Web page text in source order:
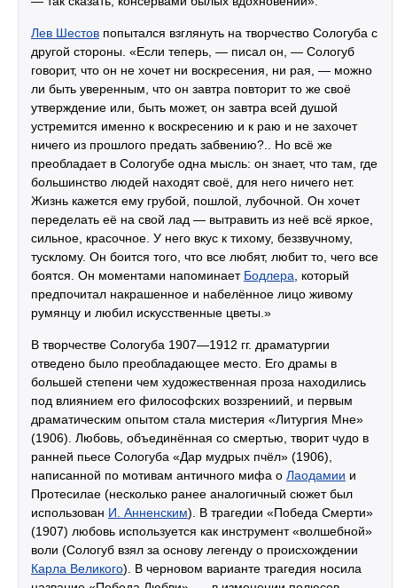
Лев Шестов попытался взглянуть на творчество Сологуба с
другой стороны. «Если теперь, — писал он, — Сологуб
говорит, что он не хочет ни воскресения, ни рая, — можно
ли быть уверенным, что он завтра повторит то же своё
утверждение или, быть может, он завтра всей душой
устремится именно к воскресению и к раю и не захочет
ничего из прошлого предать забвению?.. Но всё же
преобладает в Сологубе одна мысль: он знает, что там, где
большинство людей находят своё, для него ничего нет.
Жизнь кажется ему грубой, пошлой, лубочной. Он хочет
переделать её на свой лад — вытравить из неё всё яркое,
сильное, красочное. У него вкус к тихому, беззвучному,
тусклому. Он боится того, что все любят, любит то, чего все
боятся. Он моментами напоминает Бодлера , который
предпочитал накрашенное и набелённое лицо живому
румянцу и любил искусственные цветы.»
В творчестве Сологуба 1907—1912 гг. драматургии
отведено было преобладающее место. Его драмы в
большей степени чем художественная проза находились
под влиянием его философских воззрениий, и первым
драматическим опытом стала мистерия «Литургия Мне»
(1906). Любовь, объединённая со смертью, творит чудо в
ранней пьесе Сологуба «Дар мудрых пчёл» (1906),
написанной по мотивам античного мифа о Лаодамии и
Протесилае (несколько ранее аналогичный сюжет был
использован И. Анненским). В трагедии «Победа Смерти»
(1907) любовь используется как инструмент «волшебной»
воли (Сологуб взял за основу легенду о происхождении
Карла Великого). В черновом варианте трагедия носила